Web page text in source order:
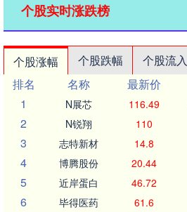
个股实时涨跌榜
个股涨幅 个股跌幅 个股流入
排名
名称 最新价
1
N展芯 116.49
2 N锐翔 110
3 志特新材 14.8
4 博腾股份 20.44
5 近岸蛋白 46.72
6 毕得医药 61.6